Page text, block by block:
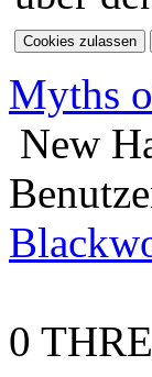
eine
⟩⟩
euch
⟩⟩
Myths
New
0